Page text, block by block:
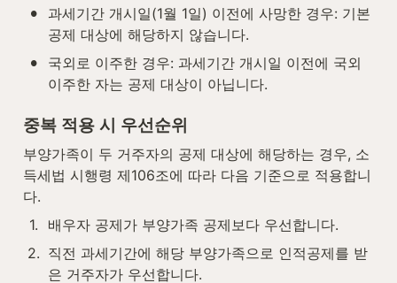
•
과세기간 개시일(1월 1일) 이전에 사망한 경우: 기본
공제 대상에 해당하지 않습니다.
•
국외로 이주한 경우: 과세기간 개시일 이전에 국외
이주한 자는 공제 대상이 아닙니다.
중복 적용 시 우선순위
부양가족이 두 거주자의 공제 대상에 해당하는 경우, 소
득세법 시행령 제106조에 따라 다음 기준으로 적용합니
다.
1.
배우자 공제가 부양가족 공제보다 우선합니다.
2. 직전 과세기간에 해당 부양가족으로 인적공제를 받
은 거주자가 우선합니다.